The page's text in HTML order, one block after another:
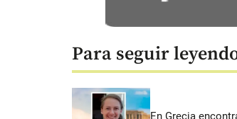
Para seguir
En Grecia